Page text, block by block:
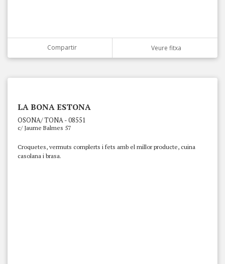
Compartir Veure fitxa
LA BONA ESTONA
OSONA/ TONA - 08551
c/ Jaume Balmes 57
Croquetes, vermuts complerts i fets amb el millor producte, cuina
casolana i brasa.